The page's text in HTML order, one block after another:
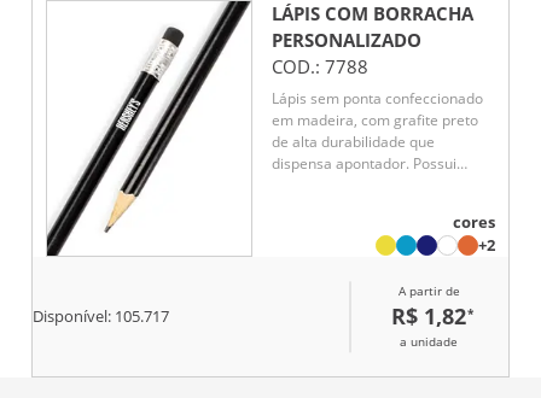
LÁPIS COM BORRACHA
PERSONALIZADO
COD.: 7788
Lápis sem ponta confeccionado
em madeira, com grafite preto
de alta durabilidade que
dispensa apontador. Possui
funcional e sustentável, ideal
escola ou ações promocionais.
cores
+2
Disponível: 105.717
A partir de
R$ 1,82*
a unidade